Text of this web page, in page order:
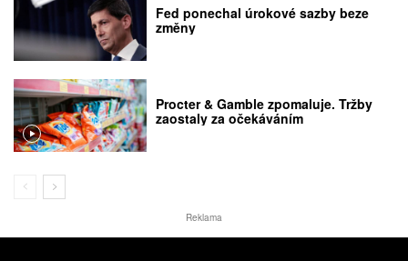
Fed ponechal úrokové sazby beze
změny
Procter & Gamble zpomaluje. Tržby
zaostaly za očekáváním
Reklama